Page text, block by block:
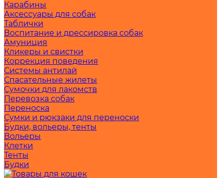
Карабины
Аксессуары для собак
Таблички
Воспитание и дрессировка собак
Амуниция
Кликеры и свистки
Коррекция поведения
Системы антилай
Спасательные жилеты
Сумочки для лакомств
Перевозка собак
Переноска
Сумки и рюкзаки для переноски
Будки, вольеры, тенты
Вольеры
Клетки
Тенты
Будки